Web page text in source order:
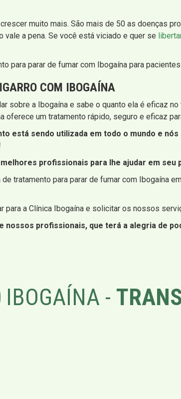
muito mais. São mais de 50 as doenças
vale a pena. Se você está viciado e quer se
para parar de fumar com Ibogaína para
COM IBOGAÍNA
sobre a Ibogaína e sabe o quanto ela é eficaz
oferece um tratamento rápido, seguro e eficaz
está sendo utilizada em todo o mundo e
profissionais para lhe ajudar em seu
tratamento para parar de fumar com Ibogaína
para a Clínica Ibogaína e solicitar os nossos
nossos profissionais, que terá a alegria de
IBOGAÍNA -